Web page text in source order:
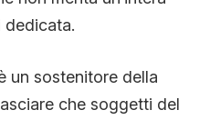
dedicata.
un sostenitore della
che soggetti del